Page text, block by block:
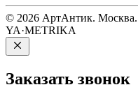
© 2026 АртАнтик. Москва.
YA·METRIKA
Заказать звонок